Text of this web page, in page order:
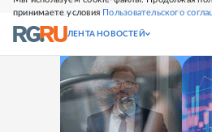
принимаете условия Пользовательского
СВЕЖИЙ НОМЕР
ЛЕНТА НОВОСТЕЙ